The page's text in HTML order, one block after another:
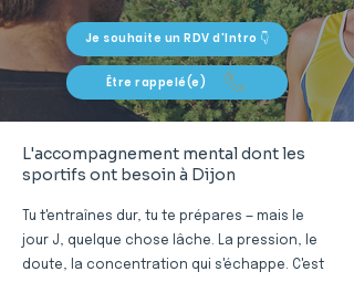
Je souhaite un RDV d'Intro 👇
Être rappelé(e)
L'accompagnement mental dont les
sportifs ont besoin à Dijon
Tu t'entraînes dur, tu te prépares — mais le
jour J, quelque chose lâche. La pression, le
doute, la concentration qui s'échappe. C'est